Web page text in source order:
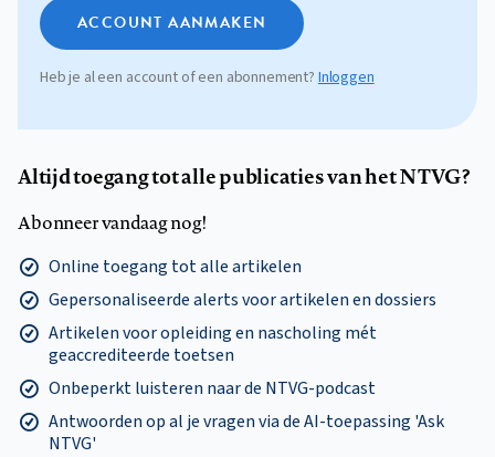
ACCOUNT AANMAKEN
Heb je al een account of een abonnement? Inloggen
Altijd toegang tot alle publicaties van het NTVG?
Abonneer vandaag nog!
Online toegang tot alle artikelen
Gepersonaliseerde alerts voor artikelen en dossiers
Artikelen voor opleiding en nascholing mét
geaccrediteerde toetsen
Onbeperkt luisteren naar de NTVG-podcast
Antwoorden op al je vragen via de AI-toepassing 'Ask
NTVG'